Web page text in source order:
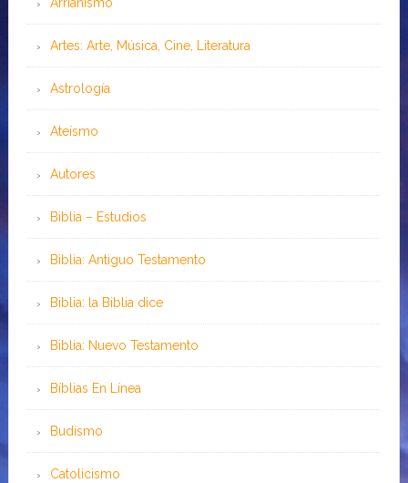
Artes: Arte, Música, Cine, Literatura
Astrología
Ateísmo
Autores
Biblia – Estudios
Biblia: Antiguo Testamento
Biblia: la Biblia dice
Biblia: Nuevo Testamento
Bíblias En Línea
Budismo
Catolicismo